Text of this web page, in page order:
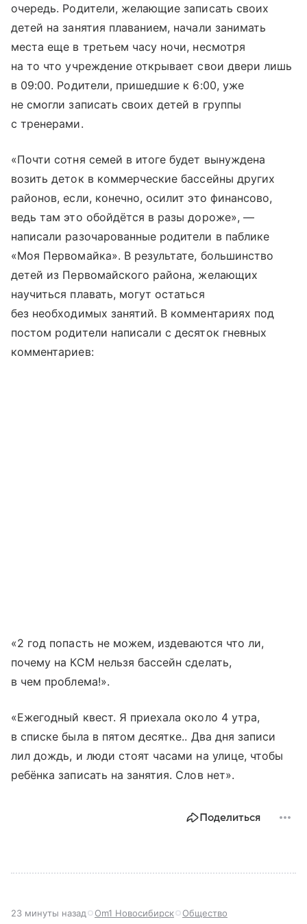
очередь. Родители, желающие записать своих
детей на занятия плаванием, начали занимать
места еще в третьем часу ночи, несмотря
на то что учреждение открывает свои двери лишь
в 09:00. Родители, пришедшие к 6:00, уже
не смогли записать своих детей в группы
с тренерами.
«Почти сотня семей в итоге будет вынуждена
возить деток в коммерческие бассейны других
районов, если, конечно, осилит это финансово,
ведь там это обойдётся в разы дороже», —
написали разочарованные родители в паблике
«Моя Первомайка». В результате, большинство
детей из Первомайского района, желающих
научиться плавать, могут остаться
без необходимых занятий. В комментариях под
постом родители написали с десяток гневных
комментариев:
«2 год попасть не можем, издеваются что ли,
почему на КСМ нельзя бассейн сделать,
в чем проблема!».
«Ежегодный квест. Я приехала около 4 утра,
в списке была в пятом десятке.. Два дня записи
лил дождь, и люди стоят часами на улице, чтобы
ребёнка записать на занятия. Слов нет».
Поделиться
23 минуты назад Om1 Новосибирск Общество